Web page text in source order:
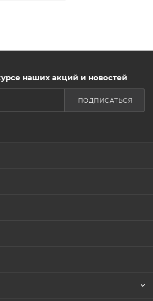
наших акций и новостей
ПОДПИСАТЬСЯ